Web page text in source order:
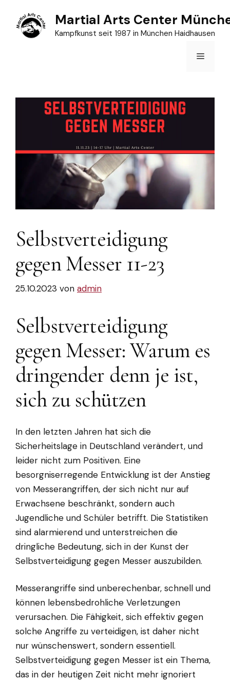
Inhalt
springen
Martial Arts Center
Kampfkunst seit 1987 in München Haidhausen
Menü
Selbstverteidigung
gegen Messer 11-23
25.10.2023 von admin
Selbstverteidigung
gegen Messer: Warum es
dringender denn je ist,
sich zu schützen
In den letzten Jahren hat sich die
Sicherheitslage in Deutschland verändert, und
leider nicht zum Positiven. Eine
besorgniserregende Entwicklung ist der Anstieg
von Messerangriffen, der sich nicht nur auf
Erwachsene beschränkt, sondern auch
Jugendliche und Schüler betrifft. Die Statistiken
sind alarmierend und unterstreichen die
dringliche Bedeutung, sich in der Kunst der
Selbstverteidigung gegen Messer auszubilden.
Messerangriffe sind unberechenbar, schnell und
können lebensbedrohliche Verletzungen
verursachen. Die Fähigkeit, sich effektiv gegen
solche Angriffe zu verteidigen, ist daher nicht
nur wünschenswert, sondern essentiell.
Selbstverteidigung gegen Messer ist ein Thema,
das in der heutigen Zeit nicht mehr ignoriert